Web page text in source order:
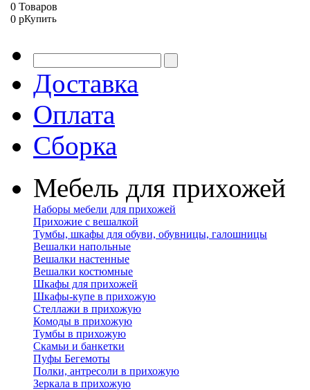
0 Товаров
0 pКупить
Доставка
Оплата
Сборка
Мебель для прихожей
Наборы мебели для прихожей
Прихожие с вешалкой
Тумбы, шкафы для обуви, обувницы, галошницы
Вешалки напольные
Вешалки настенные
Вешалки костюмные
Шкафы для прихожей
Шкафы-купе в прихожую
Стеллажи в прихожую
Комоды в прихожую
Тумбы в прихожую
Скамьи и банкетки
Пуфы Бегемоты
Полки, антресоли в прихожую
Зеркала в прихожую